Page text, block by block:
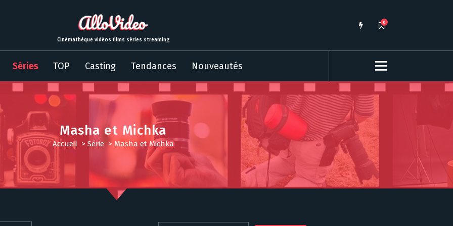
Cinémathèque vidéos films séries streaming
0
Séries TOP Casting Tendances Nouveautés
Masha et Michka
Accueil > Série > Masha et Michka